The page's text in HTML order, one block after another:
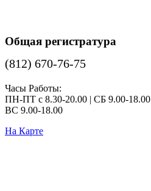
Общая регистратура
(812) 670-76-75
Часы Работы:
ПН-ПТ с 8.30-20.00 | СБ 9.00-18.00
ВС 9.00-18.00
На Карте